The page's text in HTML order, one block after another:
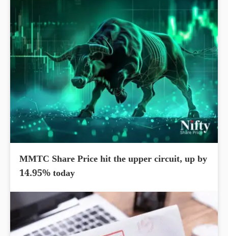
MMTC Share Price hit the upper circuit, up by
14.95% today